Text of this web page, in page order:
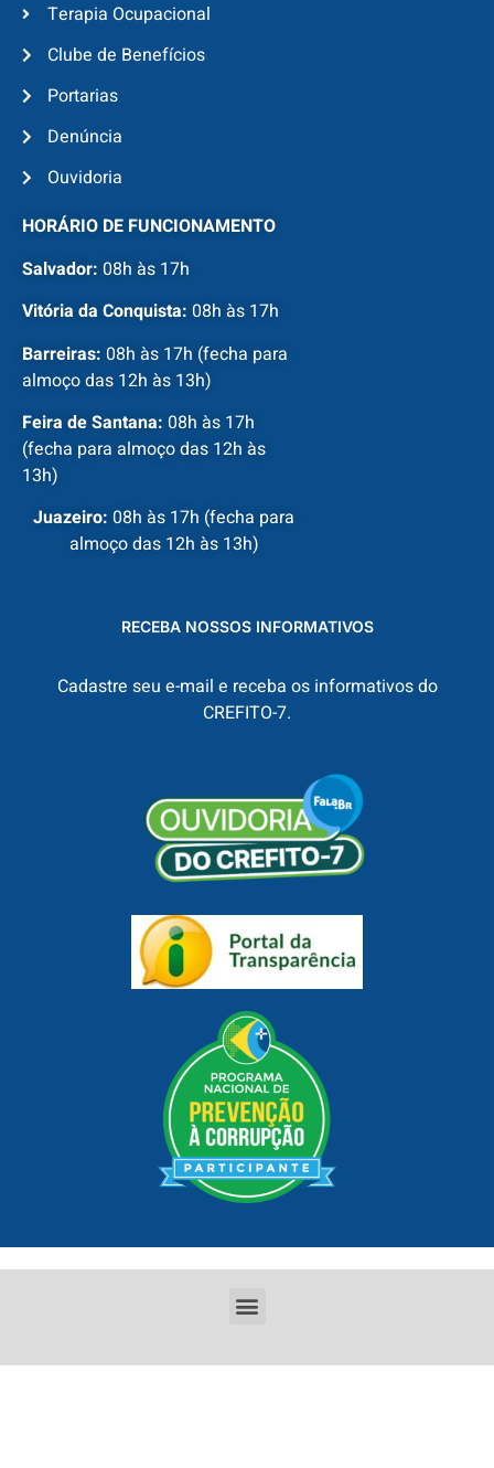
Terapia Ocupacional
Clube de Benefícios
Portarias
Denúncia
Ouvidoria
HORÁRIO DE FUNCIONAMENTO
Salvador: 08h às 17h
Vitória da Conquista: 08h às 17h
Barreiras: 08h às 17h (fecha para
almoço das 12h às 13h)
Feira de Santana: 08h às 17h
(fecha para almoço das 12h às
13h)
Juazeiro: 08h às 17h (fecha para
almoço das 12h às 13h)
RECEBA NOSSOS INFORMATIVOS
Cadastre seu e-mail e receba os informativos do
CREFITO-7.